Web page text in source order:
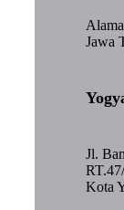
Jawa
Jl.
Kota